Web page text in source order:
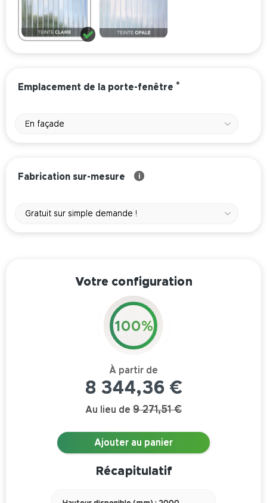
Emplacement de la porte-fenêtre *
En façade
Fabrication sur-mesure i
Gratuit sur simple demande !
Votre configuration
100%
8 344,36 €
Au lieu de 9 271,51 €
Ajouter au panier
Récapitulatif